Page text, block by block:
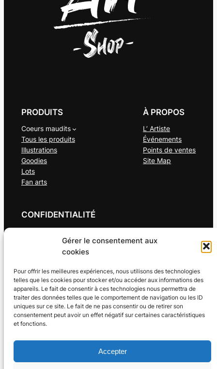
Gérer le consentement aux
cookies
Pour offrir les meilleures expériences, nous utilisons des technologies
telles que les cookies pour stocker et/ou accéder aux informations des
appareils. Le fait de consentir à ces technologies nous permettra de
traiter des données telles que le comportement de navigation ou les ID
uniques sur ce site. Le fait de ne pas consentir ou de retirer son
consentement peut avoir un effet négatif sur certaines caractéristiques
et fonctions.
Accepter
PRODUITS
Coeurs maudits
Tous les produits
Illustrations
Goodies
Lots
Fan arts
À PROPOS
L’ Artiste
Événements
Points de ventes
Site Map
CONFIDENTIALITÉ
Politique de confidentialité de meissan-art.fr
Conditions générales
RÉSEAUX SOCIAUX
Facebook
Instagram
Linkedin